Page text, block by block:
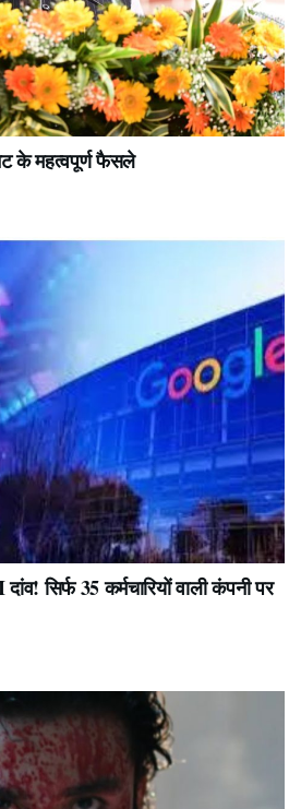
के महत्वपूर्ण फैसले
सिर्फ 35 कर्मचारियों वाली कंपनी पर